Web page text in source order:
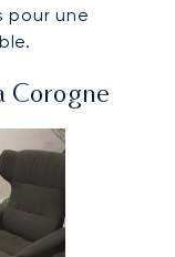
pour une
Corogne